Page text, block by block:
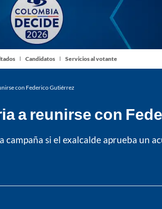
Candidatos Servicios al votante
con Federico Gutiérrez
a reunirse con
si el exalcalde aprueba un